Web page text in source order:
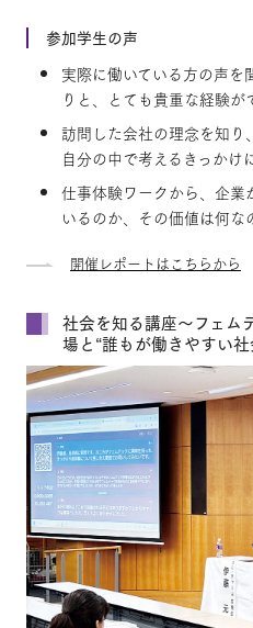
参加学生の声
実際に働いている方の声を
りと、とても貴重な経験が
訪問した会社の理念を知
自分の中で考えるきっかけ
仕事体験ワークから、企業
いるのか、その価値は何な
開催レポートはこちらから
社会を知る講座～フェム
場と“誰もが働きやすい社